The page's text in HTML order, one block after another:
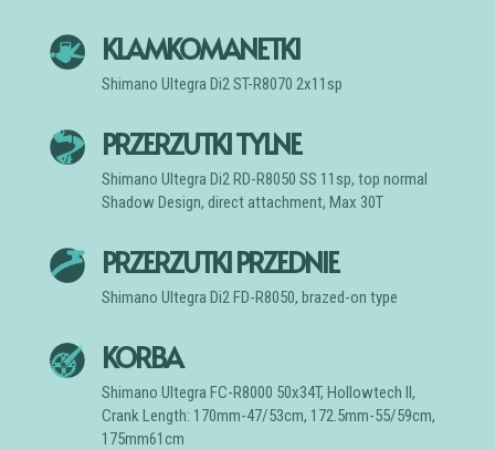
KLAMKOMANETKI
Shimano Ultegra Di2 ST-R8070 2x11sp
PRZERZUTKI TYLNE
Shimano Ultegra Di2 RD-R8050 SS 11sp, top normal
Shadow Design, direct attachment, Max 30T
PRZERZUTKI PRZEDNIE
Shimano Ultegra Di2 FD-R8050, brazed-on type
KORBA
Shimano Ultegra FC-R8000 50x34T, Hollowtech II,
Crank Length: 170mm-47/53cm, 172.5mm-55/59cm,
175mm61cm